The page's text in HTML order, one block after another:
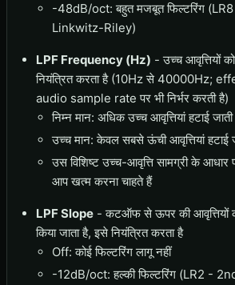
-48dB/oct: बहुत मजबूत फिल्टरिंग
Linkwitz-Riley)
LPF Frequency (Hz) - उच्च आवृत्तियों
नियंत्रित करता है (10Hz से 40000Hz;
audio sample rate पर भी निर्भर करती है)
निम्न मान: अधिक उच्च आवृत्तियां हटाई
उच्च मान: केवल सबसे ऊंची आवृत्तियां हटाई
उस विशिष्ट उच्च-आवृत्ति सामग्री के आधार
आप खत्म करना चाहते हैं
LPF Slope - कटऑफ से ऊपर की आवृत्तियों
किया जाता है, इसे नियंत्रित करता है
Off: कोई फिल्टरिंग लागू नहीं
-12dB/oct: हल्की फिल्टरिंग (LR2 -